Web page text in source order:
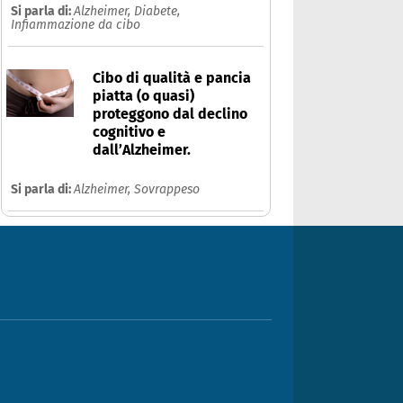
Si parla di:Alzheimer, Diabete,
Infiammazione da cibo
Cibo di qualità e pancia
piatta (o quasi)
proteggono dal declino
cognitivo e
dall’Alzheimer.
Si parla di:Alzheimer, Sovrappeso